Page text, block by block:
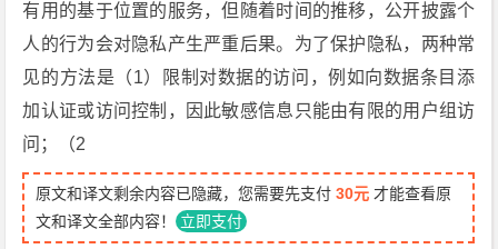
有用的基于位置的服务，但随着时间的推移，公开披露个
人的行为会对隐私产生严重后果。为了保护隐私，两种常
见的方法是（1）限制对数据的访问，例如向数据条目添
加认证或访问控制，因此敏感信息只能由有限的用户组访
问；（2
原文和译文剩余内容已隐藏，您需要先支付30元 才能查看原
文和译文全部内容！ 立即支付